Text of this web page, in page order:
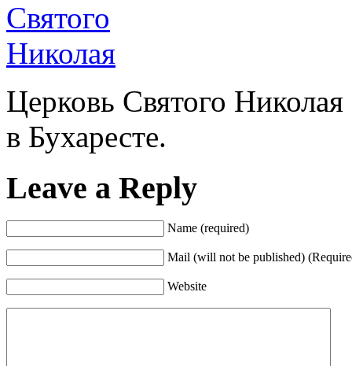
Церковь Святого
в Бухаресте.
Leave a Reply
Name (required)
Mail (will not be published)
Website